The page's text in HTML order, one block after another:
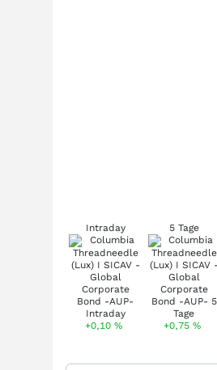
Intraday
+0,10%
5 Tage
+0,75%